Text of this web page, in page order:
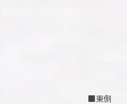
■東側